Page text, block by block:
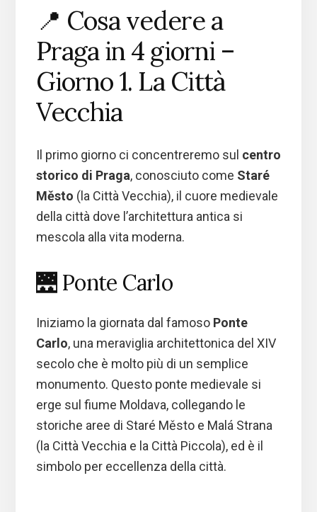
📍 Cosa vedere a
Praga in 4 giorni –
Giorno 1. La Città
Vecchia
Il primo giorno ci concentreremo sul centro
storico di Praga, conosciuto come Staré
Město (la Città Vecchia), il cuore medievale
della città dove l’architettura antica si
mescola alla vita moderna.
🌉 Ponte Carlo
Iniziamo la giornata dal famoso Ponte
Carlo, una meraviglia architettonica del XIV
secolo che è molto più di un semplice
monumento. Questo ponte medievale si
erge sul fiume Moldava, collegando le
storiche aree di Staré Město e Malá Strana
(la Città Vecchia e la Città Piccola), ed è il
simbolo per eccellenza della città.